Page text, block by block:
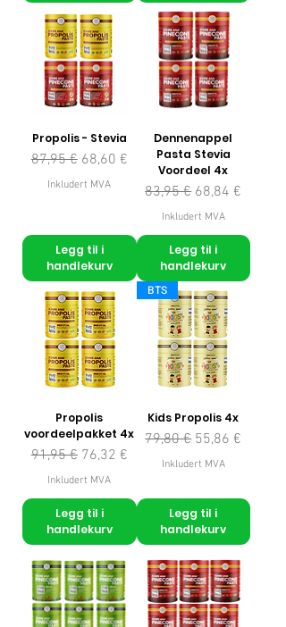
Propolis - Stevia
Vanlig pris
87,95 € Salgspris
68,60 €
Inkludert MVA
Legg til i
handlekurv
Dennenappel
Pasta Stevia
Voordeel 4x
Vanlig pris
83,95 € Salgspris
68,84 €
Inkludert MVA
Legg til i
handlekurv
Propolis
voordeelpakket 4x
Vanlig pris
91,95 € Salgspris
76,32 €
Inkludert MVA
Legg til i
handlekurv
BTS
Kids Propolis 4x
Vanlig pris
79,80 € Salgspris
55,86 €
Inkludert MVA
Legg til i
handlekurv